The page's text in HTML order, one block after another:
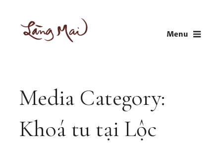
content
Menu
Media Category:
Khoá tu tại Lộc